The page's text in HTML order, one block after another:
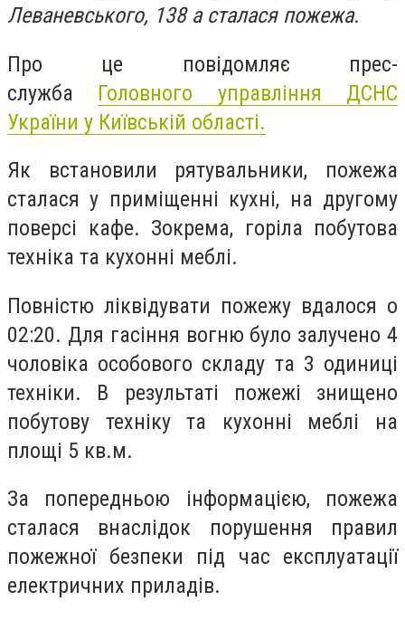
Леваневського, 138 а сталася пожежа.
Про це повідомляє прес-
служба Головного управління ДСНС
України у Київській області.
Як встановили рятувальники, пожежа
сталася у приміщенні кухні, на другому
поверсі кафе. Зокрема, горіла побутова
техніка та кухонні меблі.
Повністю ліквідувати пожежу вдалося о
02:20. Для гасіння вогню було залучено 4
чоловіка особового складу та 3 одиниці
техніки. В результаті пожежі знищено
побутову техніку та кухонні меблі на
площі 5 кв.м.
За попередньою інформацією, пожежа
сталася внаслідок порушення правил
пожежної безпеки під час експлуатації
електричних приладів.